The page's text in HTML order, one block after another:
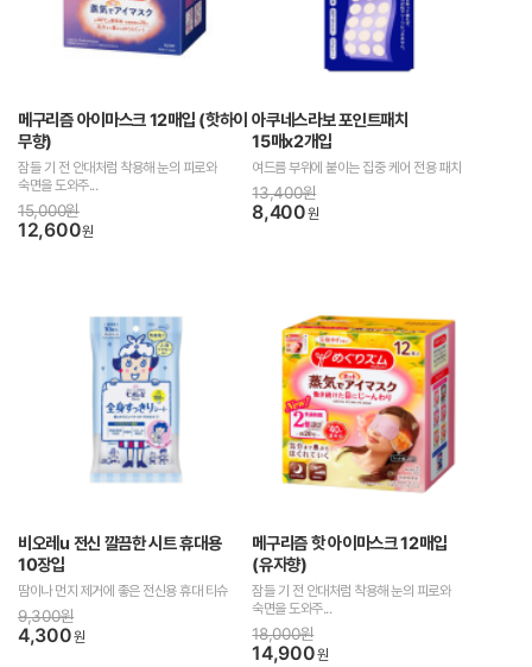
메구리즘 아이마스크 12매입 (핫하이
무향)
잠들 기 전 안대처럼 착용해 눈의 피로와
숙면을 도와주...
15,000원
12,600원
아쿠네스라보 포인트패치
15매x2개입
여드름 부위에 붙이는 집중 케어 전용 패치
13,400원
8,400원
비오레u 전신 깔끔한 시트 휴대용
10장입
땀이나 먼지 제거에 좋은 전신용 휴대 티슈
9,300원
4,300원
메구리즘 핫 아이마스크 12매입
(유자향)
잠들 기 전 안대처럼 착용해 눈의 피로와
숙면을 도와주...
18,000원
14,900원